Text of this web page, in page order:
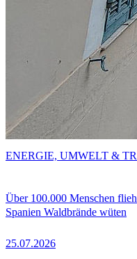
Über 100.000 Menschen
Spanien Waldbrände wüten
25.07.2026
ENERGIE, UMWELT &